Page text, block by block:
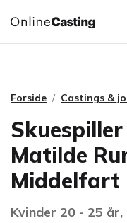
CASTINGS
Forside Castings &
Matilde
Middelfart
Kvinder 20 - 25 år,